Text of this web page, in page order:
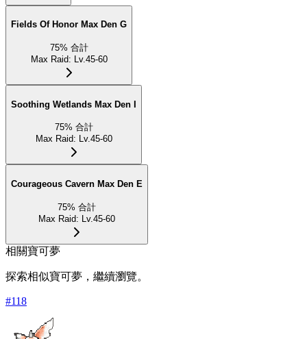
Fields Of Honor Max Den G
75% 合計
Max Raid: Lv.45-60
Soothing Wetlands Max Den I
75% 合計
Max Raid: Lv.45-60
Courageous Cavern Max Den E
75% 合計
Max Raid: Lv.45-60
相關寶可夢
探索相似寶可夢，繼續瀏覽。
#118